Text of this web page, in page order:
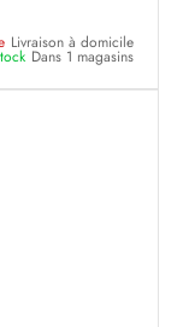
Livraison à domicile
Dans 1 magasins